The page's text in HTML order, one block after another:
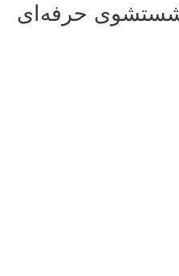
شستشوی حرفه‌ای